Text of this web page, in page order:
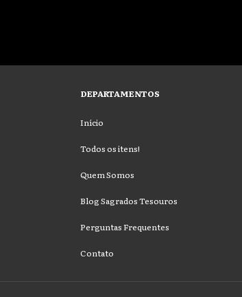
DEPARTAMENTOS
Início
Todos os itens!
Quem Somos
Blog Sagrados Tesouros
Perguntas Frequentes
Contato